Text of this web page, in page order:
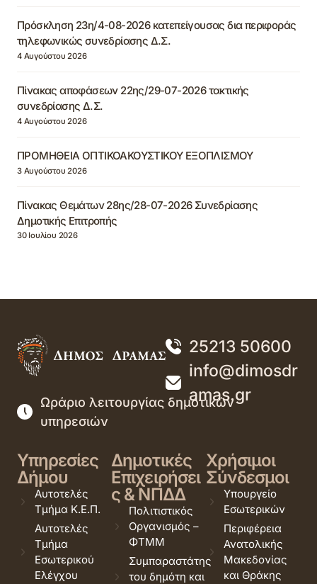
Πρόσκληση 23η/4-08-2026 κατεπείγουσας δια περιφοράς
τηλεφωνικώς συνεδρίασης Δ.Σ.
4 Αυγούστου 2026
Πίνακας αποφάσεων 22ης/29-07-2026 τακτικής
συνεδρίασης Δ.Σ.
4 Αυγούστου 2026
ΠΡΟΜΗΘΕΙΑ ΟΠΤΙΚΟΑΚΟΥΣΤΙΚΟΥ ΕΞΟΠΛΙΣΜΟΥ
3 Αυγούστου 2026
Πίνακας Θεμάτων 28ης/28-07-2026 Συνεδρίασης
Δημοτικής Επιτροπής
30 Ιουλίου 2026
25213 50600
info@dimosdr
amas.gr
Ωράριο λειτουργίας δημοτικών
υπηρεσιών
Υπηρεσίες
Δήμου
Αυτοτελές
Τμήμα Κ.Ε.Π.
Αυτοτελές
Τμήμα
Εσωτερικού
Ελέγχου
Δημοτικές
Επιχειρήσει
ς & ΝΠΔΔ
Πολιτιστικός
Οργανισμός –
ΦΤΜΜ
Συμπαραστάτης
του δημότη και
Χρήσιμοι
Σύνδεσμοι
Υπουργείο
Εσωτερικών
Περιφέρεια
Ανατολικής
Μακεδονίας
και Θράκης